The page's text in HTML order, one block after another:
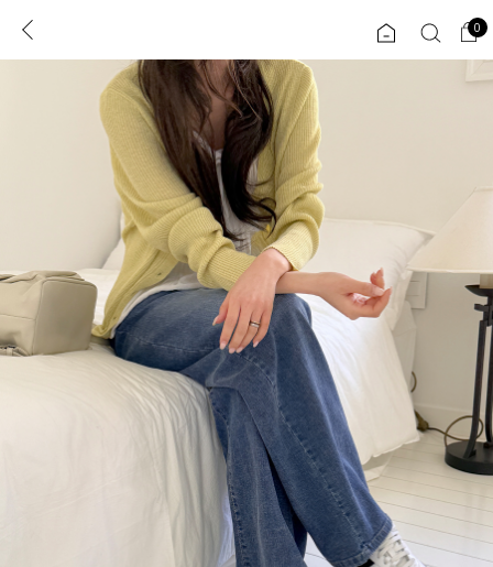
로그인 0
리뷰 & 혜택 플러스핏
CATEGORY COMMUNITY
도착보장⚡
인플루언서 pick!
ALL
익스클루시브
아우터
티셔츠
니트
블라우스
0